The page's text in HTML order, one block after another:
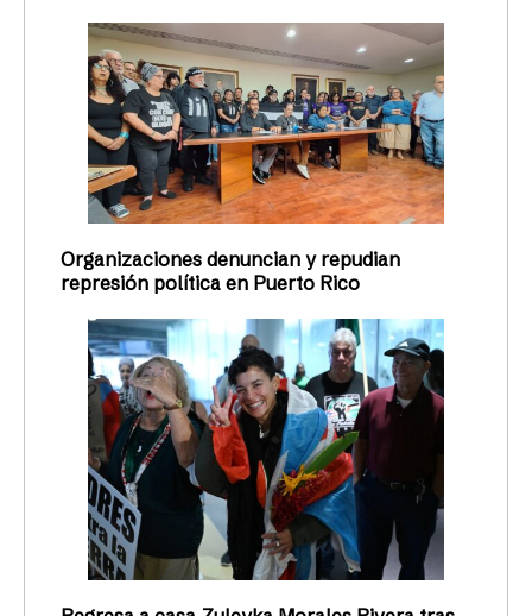
Organizaciones denuncian y repudian
represión política en Puerto Rico